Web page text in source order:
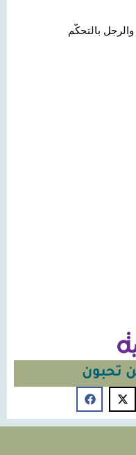
والرجل بالتحكّم
تحبون